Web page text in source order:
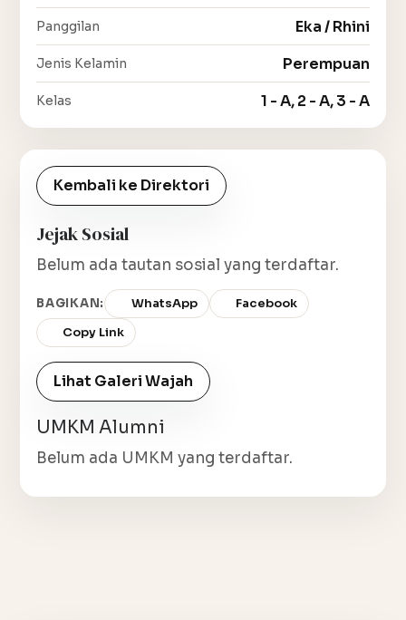
Panggilan Eka / Rhini
Jenis Kelamin Perempuan
Kelas 1 - A, 2 - A, 3 - A
Kembali ke Direktori
Jejak Sosial
Belum ada tautan sosial yang terdaftar.
BAGIKAN: WhatsApp
Facebook
Copy Link
Lihat Galeri Wajah
UMKM Alumni
Belum ada UMKM yang terdaftar.